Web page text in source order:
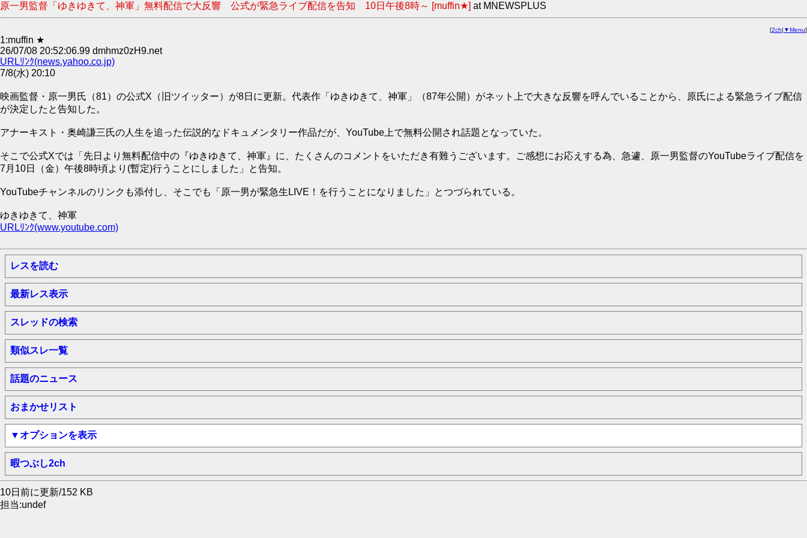
原一男監督「ゆきゆきて、神軍」無料配信で大反響 公式が緊急ライブ配信を告知 10日午後8時～ [muffin★] at MNEWSPLUS
[2ch| ▼Menu]
1:muffin ★
26/07/08 20:52:06.99 dmhmz0zH9.net
URLﾘﾝｸ(news.yahoo.co.jp)
7/8(水) 20:10
映画監督・原一男氏（81）の公式X（旧ツイッター）が8日に更新。代表作「ゆきゆきて、神軍」（87年公開）がネット上で大きな反響を呼んでいることから、原氏による緊急ライブ配信
が決定したと告知した。
アナーキスト・奥崎謙三氏の人生を追った伝説的なドキュメンタリー作品だが、YouTube上で無料公開され話題となっていた。
そこで公式Xでは「先日より無料配信中の『ゆきゆきて、神軍』に、たくさんのコメントをいただき有難うございます。ご感想にお応えする為、急遽、原一男監督のYouTubeライブ配信を
7月10日（金）午後8時頃より(暫定)行うことにしました」と告知。
YouTubeチャンネルのリンクも添付し、そこでも「原一男が緊急生LIVE！を行うことになりました」とつづられている。
ゆきゆきて、神軍
URLﾘﾝｸ(www.youtube.com)
レスを読む
最新レス表示
スレッドの検索
類似スレ一覧
話題のニュース
おまかせリスト
▼オプションを表示
暇つぶし2ch
10日前に更新/152 KB
担当:undef